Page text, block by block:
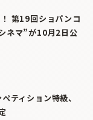
第19回ショパンコ
ネマ”が10月2日公
ティション特級、